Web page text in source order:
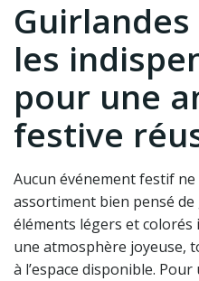
les
pour une
festive
Aucun événement festif ne
assortiment bien pensé de
éléments légers et
une atmosphère joyeuse,
à l’espace disponible.